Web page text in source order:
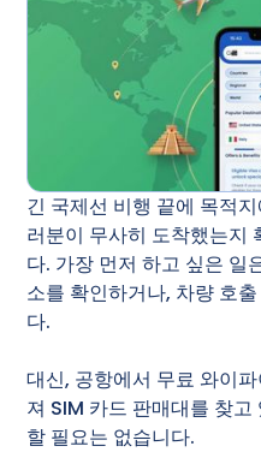
긴 국제선 비행 끝에 목적
러분이 무사히 도착했는지
다. 가장 먼저 하고 싶은 일
소를 확인하거나, 차량 호
다.
대신, 공항에서 무료 와이
져 SIM 카드 판매대를 찾
할 필요는 없습니다.